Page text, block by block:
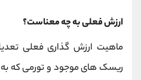
ارزش فعلی به چه معناست؟
ماهیت ارزش گذاری فعلی
ریسک های موجود و تورمی که